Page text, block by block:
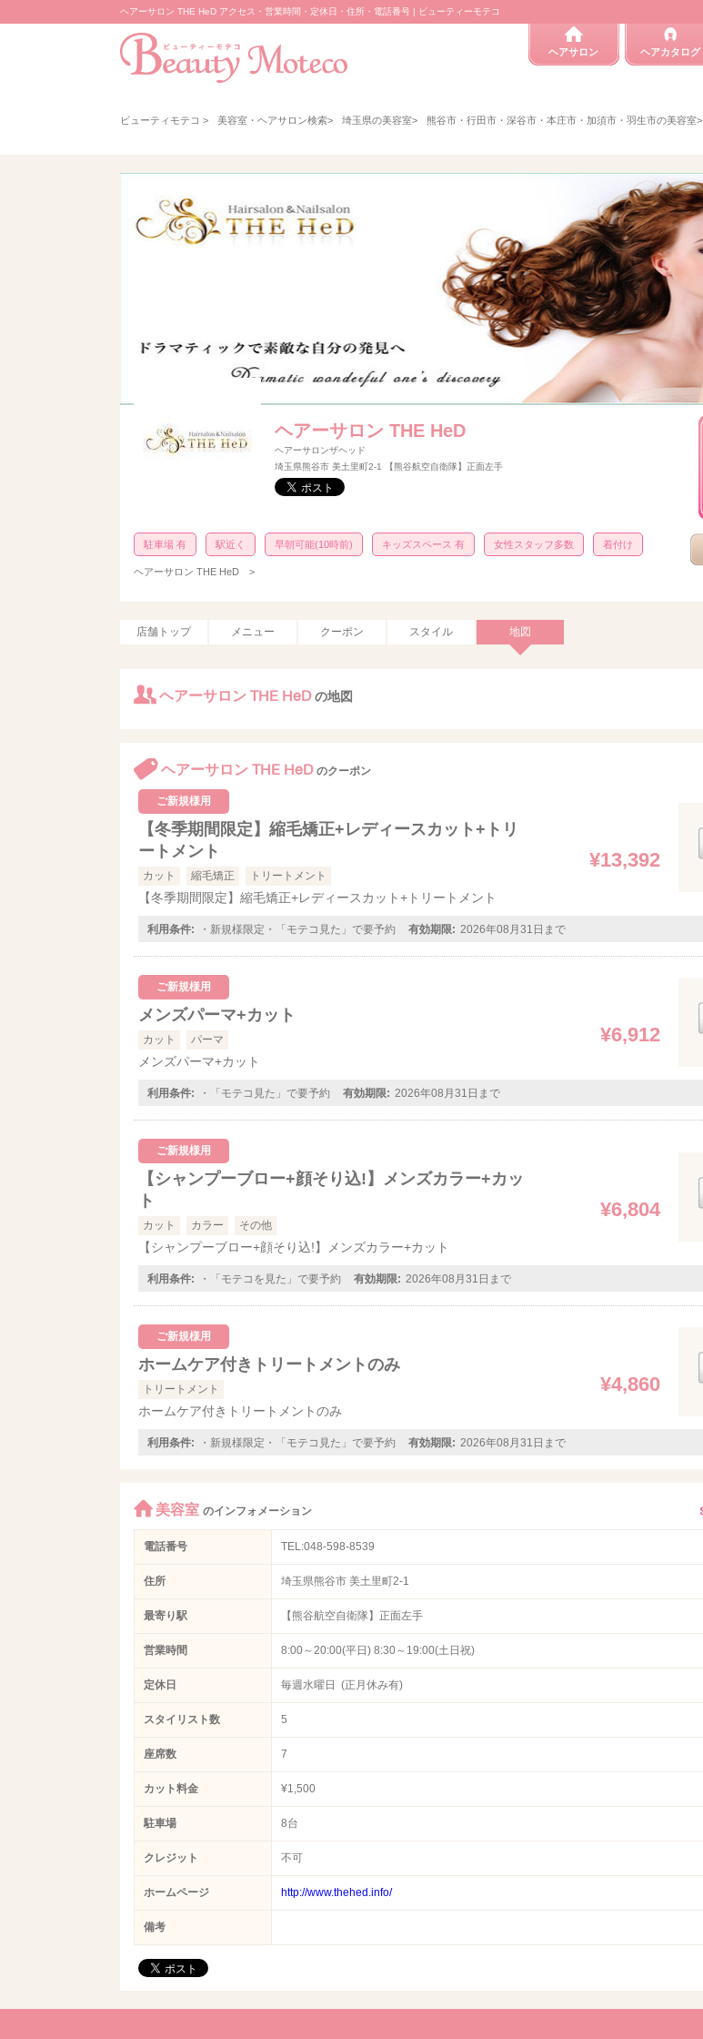
ヘアーサロン THE HeD アクセス・営業時間・定休日・住所・電話番号 | ビューティーモテコ
ヘアサロン ヘアカタログ
ビューティモテコ > 美容室・ヘアサロン検索> 埼玉県の美容室> 熊谷市・行田市・深谷市・本庄市・加須市・羽生市の美容室>
ヘアーサロン THE HeD
ヘアーサロンザヘッド
埼玉県熊谷市 美土里町2-1 【熊谷航空自衛隊】正面左手
駐車場 有 駅近く 早朝可能(10時前) キッズスペース 有 女性スタッフ多数 着付け
ヘアーサロン THE HeD >
店舗トップ メニュー クーポン スタイル 地図
ヘアーサロン THE HeD の地図
ヘアーサロン THE HeD のクーポン
ご新規様用
【冬季期間限定】縮毛矯正+レディースカット+トリ
ートメント
カット 縮毛矯正 トリートメント
【冬季期間限定】縮毛矯正+レディースカット+トリートメント
¥13,392
利用条件: ・新規様限定・「モテコ見た」で要予約 有効期限: 2026年08月31日まで
ご新規様用
メンズパーマ+カット
カット パーマ
メンズパーマ+カット
¥6,912
利用条件: ・「モテコ見た」で要予約 有効期限: 2026年08月31日まで
ご新規様用
【シャンプーブロー+顔そり込!】メンズカラー+カッ
ト
カット カラー その他
【シャンプーブロー+顔そり込!】メンズカラー+カット
¥6,804
利用条件: ・「モテコを見た」で要予約 有効期限: 2026年08月31日まで
ご新規様用
ホームケア付きトリートメントのみ
トリートメント
ホームケア付きトリートメントのみ
¥4,860
利用条件: ・新規様限定・「モテコ見た」で要予約 有効期限: 2026年08月31日まで
美容室 のインフォメーション
電話番号 TEL:048-598-8539
住所 埼玉県熊谷市 美土里町2-1
最寄り駅 【熊谷航空自衛隊】正面左手
営業時間 8:00～20:00(平日) 8:30～19:00(土日祝)
定休日 毎週水曜日 (正月休み有)
スタイリスト数 5
座席数 7
カット料金 ¥1,500
駐車場 8台
クレジット 不可
ホームページ http://www.thehed.info/
備考